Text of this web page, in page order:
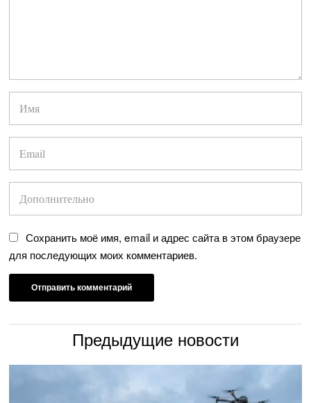
Сохранить моё имя, email и адрес сайта в этом браузере
для последующих моих комментариев.
Предыдущие новости